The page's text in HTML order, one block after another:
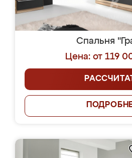
Спальня
Цена: от 119